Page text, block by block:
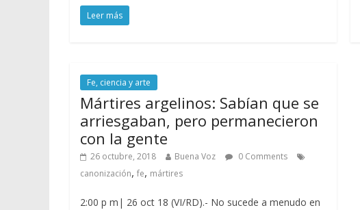
Leer más
Fe, ciencia y arte
Mártires argelinos: Sabían que se
arriesgaban, pero permanecieron
con la gente
26 octubre, 2018 Buena Voz
0 Comments
canonización, fe, mártires
2:00 p m| 26 oct 18 (VI/RD).- No sucede a menudo en